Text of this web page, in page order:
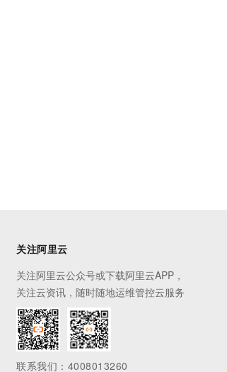
关注阿里云
关注阿里云公众号或下载阿里云APP，
关注云资讯，随时随地运维管控云服务
联系我们：4008013260